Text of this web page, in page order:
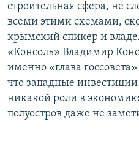
строительная сфера, не
всеми этими схемами,
крымский спикер и
«Консоль» Владимир
именно «глава
что западные
никакой роли в
полуостров даже не